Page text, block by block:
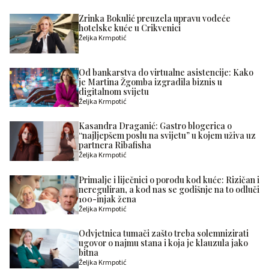
Zrinka Bokulić preuzela upravu vodeće
hotelske kuće u Crikvenici
Željka Krmpotić
Od bankarstva do virtualne asistencije: Kako
je Martina Žgomba izgradila biznis u
digitalnom svijetu
Željka Krmpotić
Kasandra Draganić: Gastro blogerica o
“najljepšem poslu na svijetu” u kojem uživa uz
partnera Ribafisha
Željka Krmpotić
Primalje i liječnici o porodu kod kuće: Rizičan i
nereguliran, a kod nas se godišnje na to odluči
100-injak žena
Željka Krmpotić
Odvjetnica tumači zašto treba solemnizirati
ugovor o najmu stana i koja je klauzula jako
bitna
Željka Krmpotić